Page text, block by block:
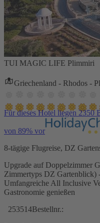
TUI MAGIC LIFE Plimmiri
Griechenland - Rhodos -
Für dieses Hotel liegen 2350
von 89% vor
8-tägige Flugreise, DZ
Upgrade auf Doppelzimmer
Zimmertyps DZ Gartenblick)
Umfangreiche All Inclusive
Gastronomie genießen
253514Bestellnr.: